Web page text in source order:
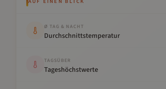
Ø TAG & NACHT
Durchschnittstemperatur
TAGSÜBER
Tageshöchstwerte